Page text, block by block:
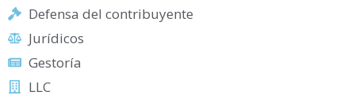
Defensa del contribuyente
Jurídicos
Gestoría
LLC